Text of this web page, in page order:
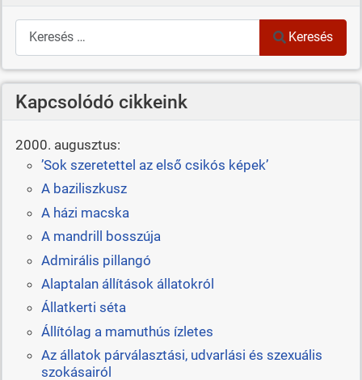
Keresés
Keresés
Kapcsolódó cikkeink
2000. augusztus:
’Sok szeretettel az első csikós képek’
A baziliszkusz
A házi macska
A mandrill bosszúja
Admirális pillangó
Alaptalan állítások állatokról
Állatkerti séta
Állítólag a mamuthús ízletes
Az állatok párválasztási, udvarlási és szexuális
szokásairól